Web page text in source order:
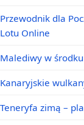
Przewodnik dla
Lotu Online
Malediwy w
Kanaryjskie
Teneryfa zimą –